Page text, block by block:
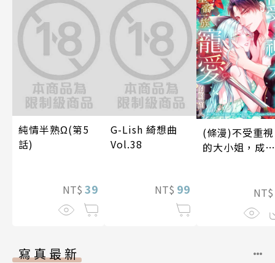
純情半熟Ω(第5
話)
NT$ 39
G-Lish 綺想曲
Vol.38
NT$ 99
(條漫)不受重視
的大小姐，成了
NT$
寫真最新